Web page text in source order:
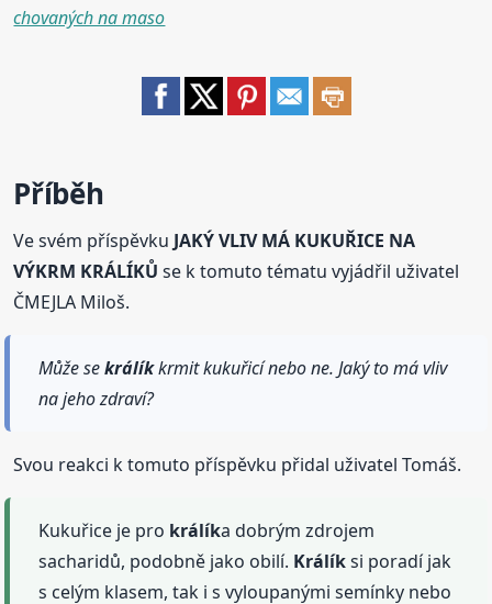
chovaných na maso
Příběh
Ve svém příspěvku JAKÝ VLIV MÁ KUKUŘICE NA
VÝKRM KRÁLÍKŮ se k tomuto tématu vyjádřil uživatel
ČMEJLA Miloš.
Může sekrálíkkrmit kukuřicí nebo ne. Jaký to má vliv
na jeho zdraví?
Svou reakci k tomuto příspěvku přidal uživatel Tomáš.
Kukuřice je pro králíka dobrým zdrojem
sacharidů, podobně jako obilí. Králíksi poradí jak
s celým klasem, tak i s vyloupanými semínky nebo